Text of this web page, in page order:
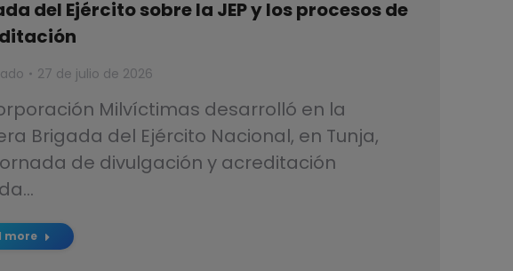
del Ejército sobre la JEP y los procesos de
27 de julio de 2026
Milvíctimas desarrolló en la
Brigada del Ejército Nacional, en Tunja,
de divulgación y acreditación
more